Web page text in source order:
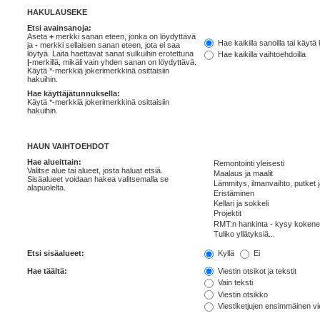
HAKULAUSEKE
Etsi avainsanoja:
Aseta + merkki sanan eteen, jonka on löydyttävä
ja - merkki sellaisen sanan eteen, jota ei saa
löytyä. Laita haettavat sanat sulkuihin erotettuna
|-merkillä, mikäli vain yhden sanan on löydyttävä.
Käytä *-merkkiä jokerimerkkinä osittaisiin
hakuihin.
Hae kaikilla sanoilla tai käytä
Hae kaikilla vaihtoehdoilla
Hae käyttäjätunnuksella:
Käytä *-merkkiä jokerimerkkinä osittaisiin
hakuihin.
HAUN VAIHTOEHDOT
Hae alueittain:
Valitse alue tai alueet, josta haluat etsiä.
Sisäalueet voidaan hakea valitsemalla se
alapuolelta.
Etsi sisäalueet: Kyllä Ei
Hae täältä:
Viestin otsikot ja tekstit
Vain teksti
Viestin otsikko
Viestiketjujen ensimmäinen